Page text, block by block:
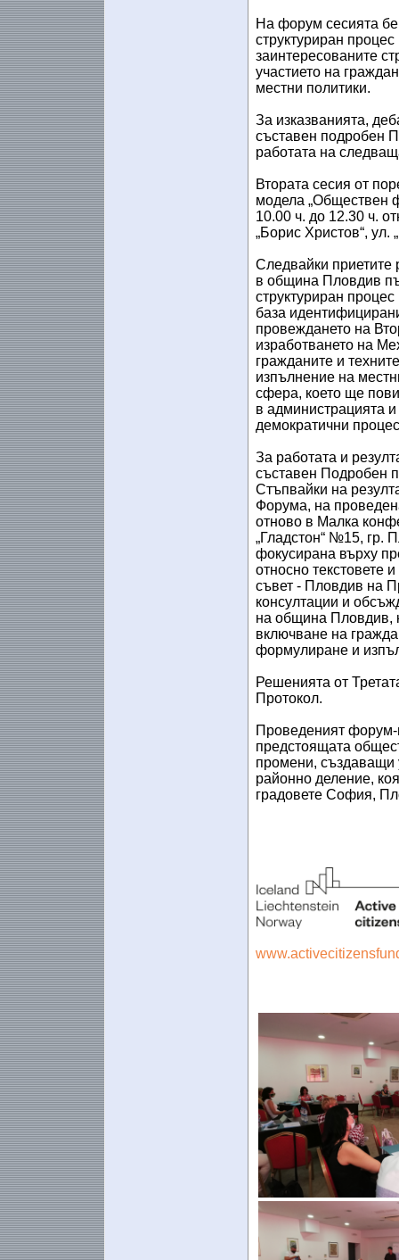
На форум сесията бе
структуриран
заинтересованите
участието на
местни политики.
За изказванията,
съставен подробен
работата на
Втората сесия от
модела „Обществен
10.00 ч. до 12.30 ч.
„Борис Христов“, ул.
Следвайки приетите
в община Пловдив
структуриран
база
провеждането на
изработването на
гражданите и
изпълнение на
сфера, което ще
в администрацията
демократични
За работата и
съставен Подробен
Стъпвайки на
Форума, на
отново в Малка
„Гладстон“ №15, гр.
фокусирана върху
относно текстовете
съвет - Пловдив на
консултации и
на община Пловдив,
включване на
формулиране и
Решенията от
Протокол.
Проведеният
предстоящата
промени, създаващи
районно деление,
градовете София,